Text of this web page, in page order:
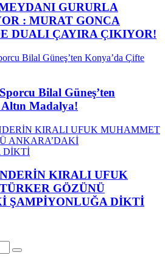
GURURLA
: MURAT GONCA
DUALI ÇAYIRA ÇIKIYOR!
Bilal Güneş’ten
Madalya!
KIRALI UFUK
GÖZÜNÜ
ŞAMPİYONLUĞA DİKTİ